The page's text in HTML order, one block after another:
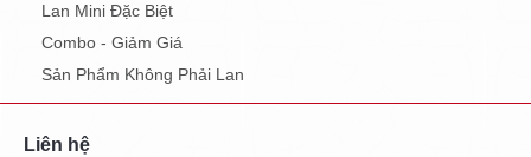
Lan Mini Đặc Biệt
Combo - Giảm Giá
Sản Phẩm Không Phải Lan
Liên hệ